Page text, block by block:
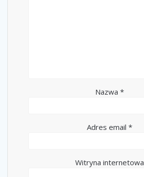
Nazwa *
Adres email *
Witryna internetowa